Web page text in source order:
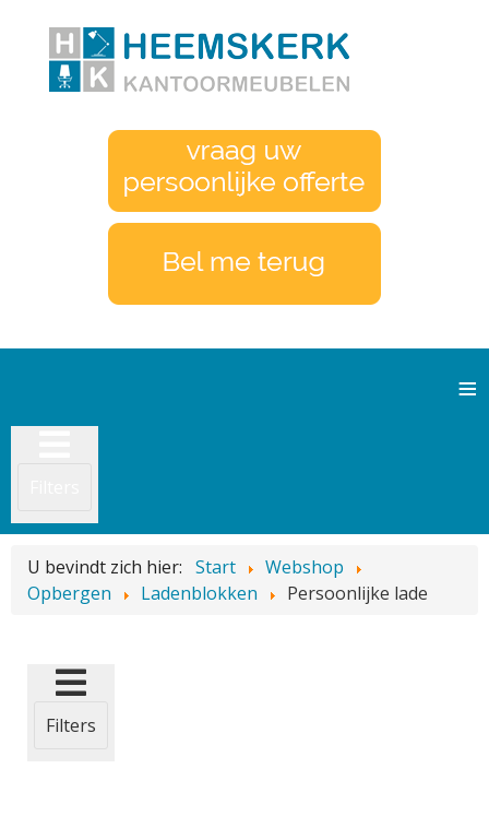
≡
U bevindt zich hier: Start
Webshop
Opbergen
Ladenblokken Persoonlijke lade
Filters